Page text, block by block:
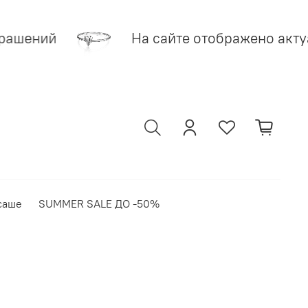
На сайте отображено
SUMMER SALE ДО -50%